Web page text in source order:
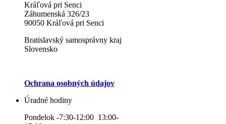
Kráľová pri Senci
Záhumenská 326/23
90050 Kráľová pri Senci
Bratislavský samosprávny kraj
Slovensko
Ochrana osobných údajov
Úradné hodiny
Pondelok -7:30-12:00 13:00-